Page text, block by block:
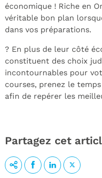
économique ! Riche en
véritable bon plan
dans vos préparations.
? En plus de leur côté
constituent des choix
incontournables pour
courses, prenez le
afin de repérer les
Partagez cet